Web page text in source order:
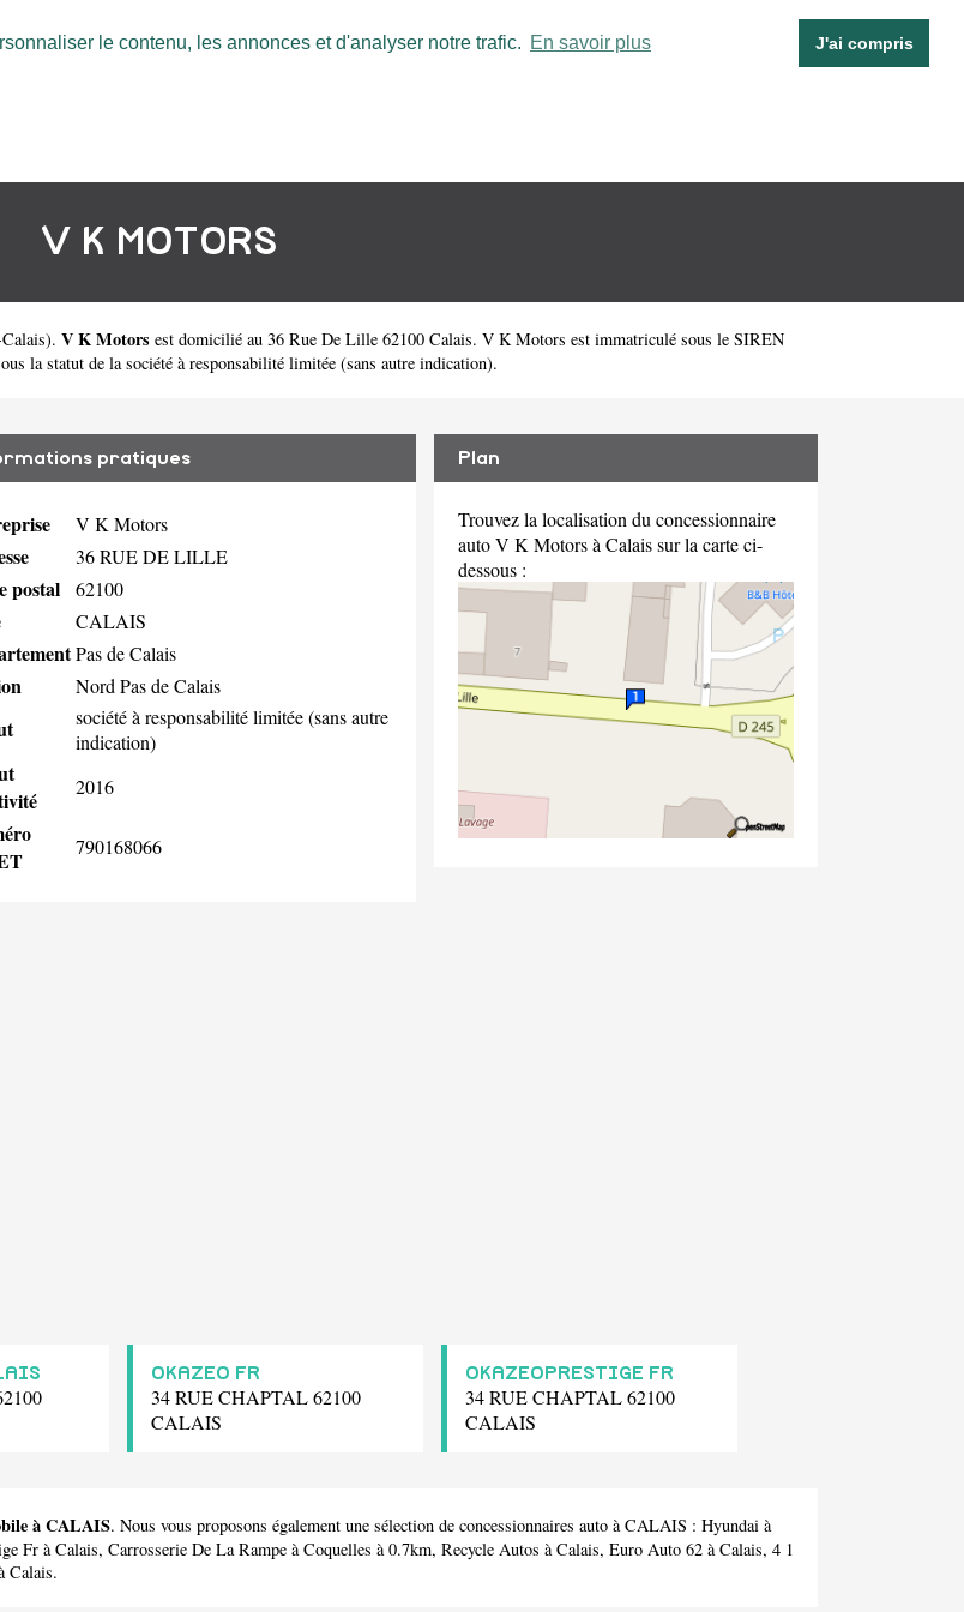
le contenu, les annonces et d'analyser notre trafic. En savoir plus J'ai compris
V K MOTORS
). V K Motors est domicilié au 36 Rue De Lille 62100 Calais. V K Motors est immatriculé sous le SIREN
la statut de la société à responsabilité limitée (sans autre indication).
pratiques
V K Motors
36 RUE DE LILLE
postal 62100
CALAIS
Pas de Calais
Nord Pas de Calais
société à responsabilité limitée (sans autre
indication)
2016
790168066
Plan
Trouvez la localisation du concessionnaire
auto V K Motors à Calais sur la carte ci-
dessous :
OKAZEO FR
34 RUE CHAPTAL 62100
CALAIS
OKAZEOPRESTIGE FR
34 RUE CHAPTAL 62100
CALAIS
à CALAIS. Nous vous proposons également une sélection de concessionnaires auto à CALAIS : Hyundai à
Fr à Calais, Carrosserie De La Rampe à Coquelles à 0.7km, Recycle Autos à Calais, Euro Auto 62 à Calais, 4 1
Calais.